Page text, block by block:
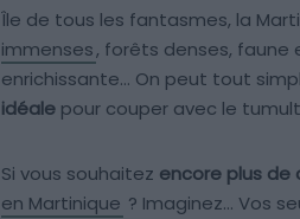
Île de tous les fantasmes, la
immenses, forêts denses,
enrichissante… On peut tout
idéale pour couper avec le
Si vous souhaitez encore plus
en Martinique ? Imaginez… Vos